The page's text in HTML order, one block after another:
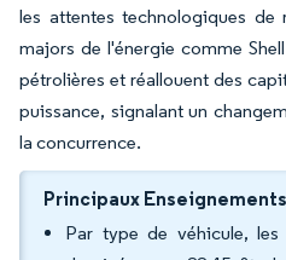
les attentes technologiques de
majors de l'énergie comme
pétrolières et réallouent des
puissance, signalant un
la concurrence.
Principaux
Par type de véhicule,